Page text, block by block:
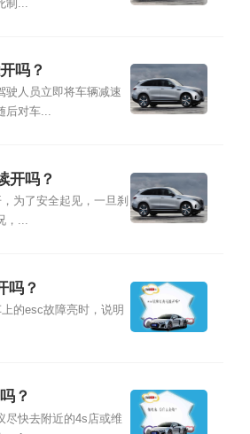
...
吗？
驶人员立即将车辆减速
后对车...
开吗？
为了安全起见，一旦刹
，...
吗？
的esc故障亮时，说明
？
尽快去附近的4s店或维